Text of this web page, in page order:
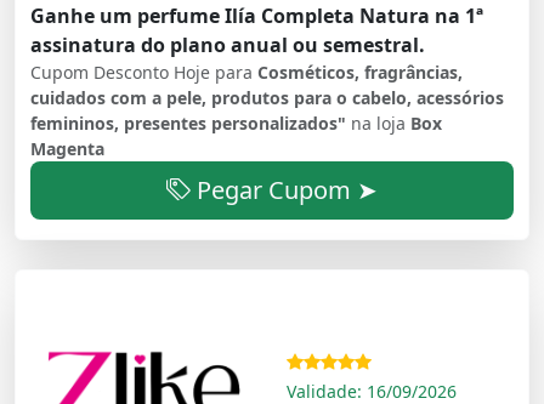
Ganhe um perfume Ilía Completa Natura na 1ª
assinatura do plano anual ou semestral.
Cupom Desconto Hoje para Cosméticos, fragrâncias,
cuidados com a pele, produtos para o cabelo, acessórios
femininos, presentes personalizados" na loja Box
Magenta
Pegar Cupom ➤
Validade: 16/09/2026